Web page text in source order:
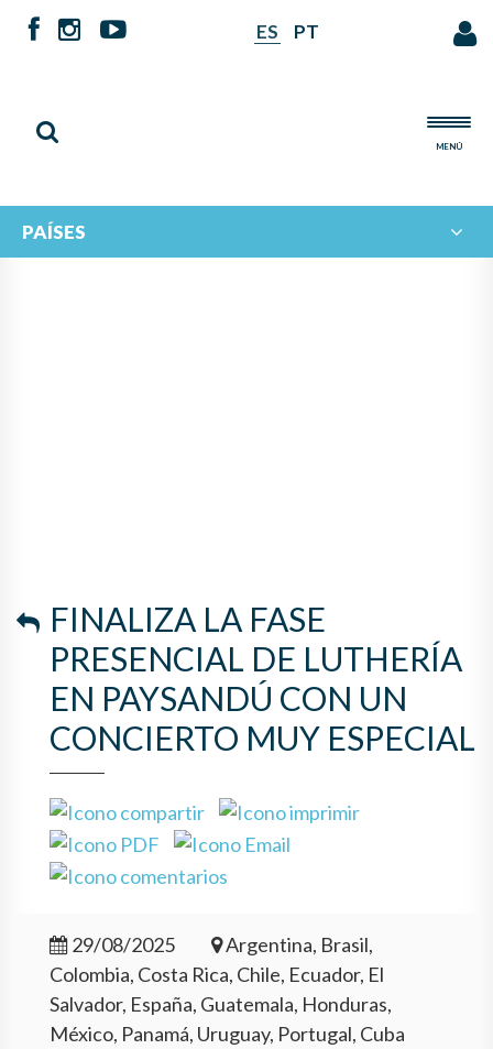
ES PT
MENÚ
PAÍSES
FINALIZA LA FASE
PRESENCIAL DE LUTHERÍA
EN PAYSANDÚ CON UN
CONCIERTO MUY ESPECIAL
29/08/2025
Argentina, Brasil,
Colombia, Costa Rica, Chile, Ecuador, El
Salvador, España, Guatemala, Honduras,
México, Panamá, Uruguay, Portugal, Cuba